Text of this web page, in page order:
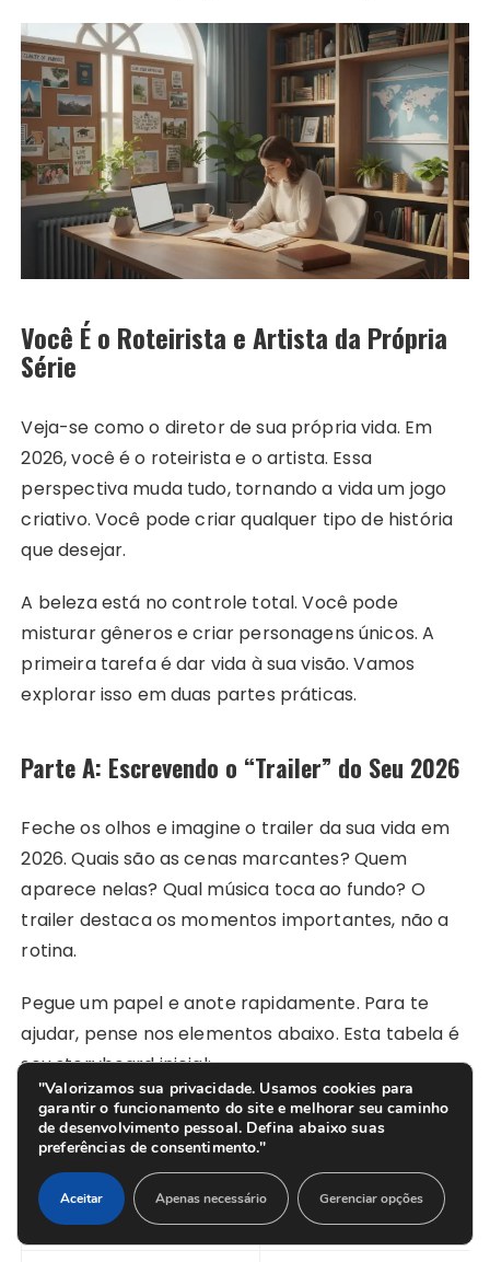
Você É o Roteirista e Artista da Própria
Série
Veja-se como o diretor de sua própria vida. Em
2026, você é o roteirista e o artista. Essa
perspectiva muda tudo, tornando a vida um jogo
criativo. Você pode criar qualquer tipo de história
que desejar.
A beleza está no controle total. Você pode
misturar gêneros e criar personagens únicos. A
primeira tarefa é dar vida à sua visão. Vamos
explorar isso em duas partes práticas.
Parte A: Escrevendo o “Trailer” do Seu 2026
Feche os olhos e imagine o trailer da sua vida em
2026. Quais são as cenas marcantes? Quem
aparece nelas? Qual música toca ao fundo? O
trailer destaca os momentos importantes, não a
rotina.
Pegue um papel e anote rapidamente. Para te
ajudar, pense nos elementos abaixo. Esta tabela é
seu storyboard inicial:
Elemento do Trailer
O Que Representa
Cena de Abertura
O estado emocional e
Fala Marcante
Uma frase que resume
"Valorizamos sua privacidade. Usamos cookies para
garantir o funcionamento do site e melhorar seu caminho
de desenvolvimento pessoal. Defina abaixo suas
preferências de consentimento."
Aceitar Apenas necessário Gerenciar opções